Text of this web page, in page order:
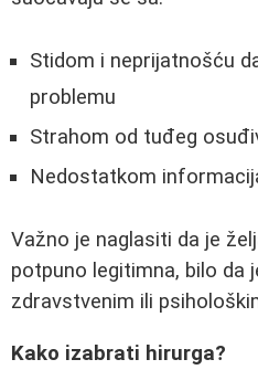
Stidom i neprijatnošću
problemu
Strahom od tuđeg
Nedostatkom
Važno je naglasiti da je
potpuno legitimna, bilo da
zdravstvenim ili
Kako izabrati hirurga?